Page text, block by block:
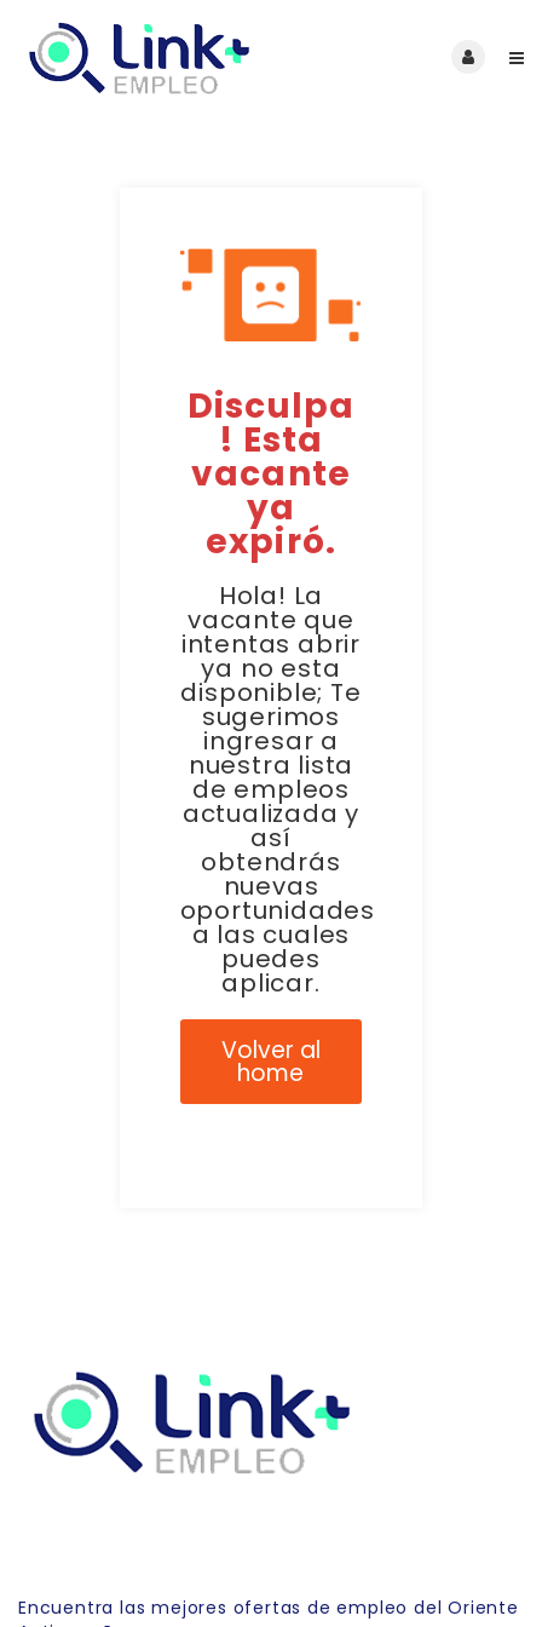
Disculpa
! Esta
vacante
ya
expiró.
Hola! La
vacante que
intentas abrir
ya no esta
disponible; Te
sugerimos
ingresar a
nuestra lista
de empleos
actualizada y
así
obtendrás
nuevas
oportunidades
a las cuales
puedes
aplicar.
Volver al
home
Encuentra las mejores ofertas de empleo del Oriente